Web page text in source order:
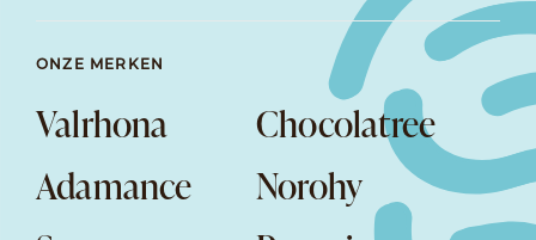
ONZE MERKEN
Valrhona
Chocolatree
Adamance
Norohy